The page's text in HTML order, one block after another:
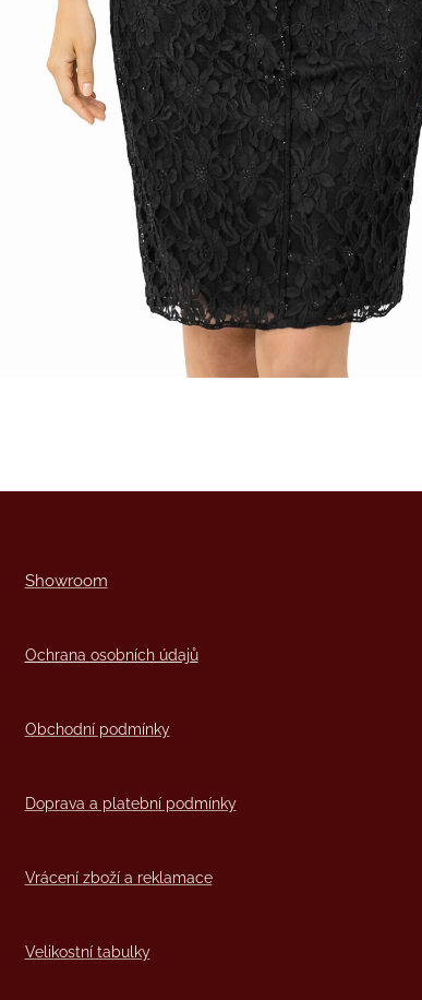
Showroom
Ochrana osobních údajů
Obchodní podmínky
Doprava a platební podmínky
Vrácení zboží a reklamace
Velikostní tabulky